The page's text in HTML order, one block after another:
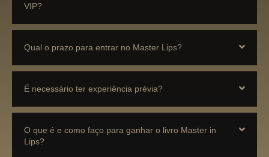
VIP?
Qual o prazo para entrar no Master Lips?
É necessário ter experiência prévia?
O que é e como faço para ganhar o livro Master in
Lips?